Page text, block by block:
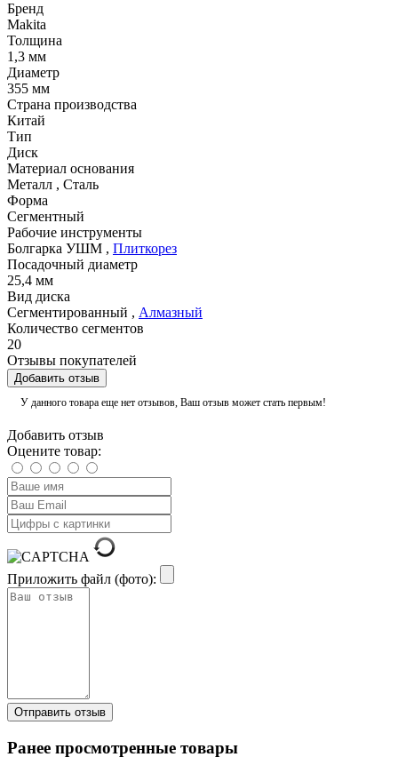
Бренд
Makita
Толщина
1,3 мм
Диаметр
355 мм
Страна производства
Китай
Тип
Диск
Материал основания
Металл , Сталь
Форма
Сегментный
Рабочие инструменты
Болгарка УШМ , Плиткорез
Посадочный диаметр
25,4 мм
Вид диска
Сегментированный , Алмазный
Количество сегментов
20
Отзывы покупателей
Добавить отзыв
У данного товара еще нет отзывов, Ваш отзыв может стать первым!
Добавить отзыв
Оцените товар:
Приложить файл (фото):
Ранее просмотренные товары